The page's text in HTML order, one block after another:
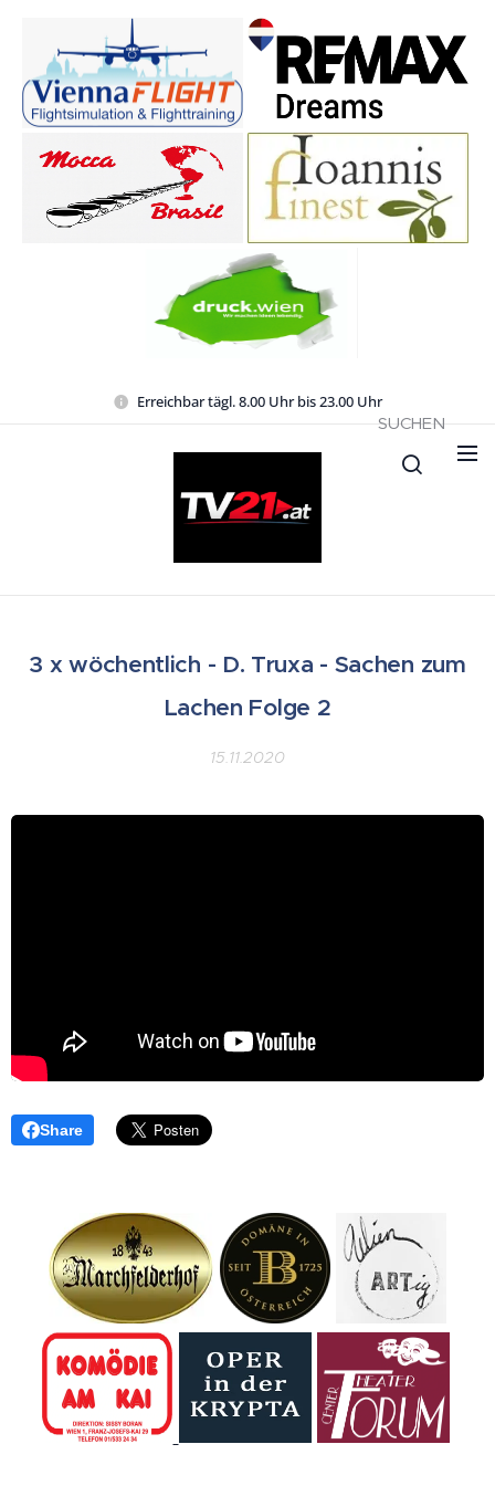
Erreichbar tägl. 8.00 Uhr bis 23.00 Uhr
SUCHEN
3 x wöchentlich - D. Truxa - Sachen zum
Lachen Folge 2
15.11.2020
Share